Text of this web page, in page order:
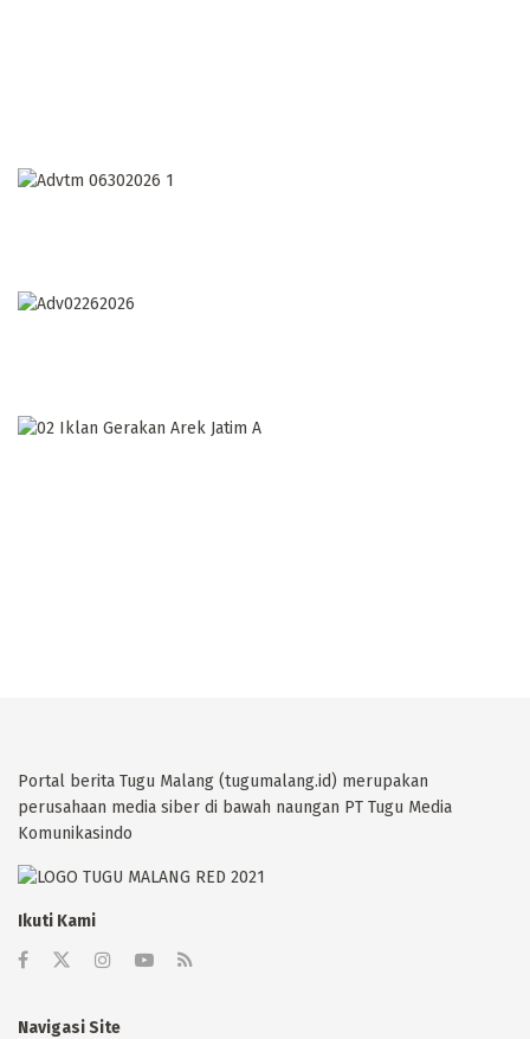
Portal berita Tugu Malang (tugumalang.id) merupakan
perusahaan media siber di bawah naungan PT Tugu Media
Komunikasindo
Ikuti Kami
Navigasi Site